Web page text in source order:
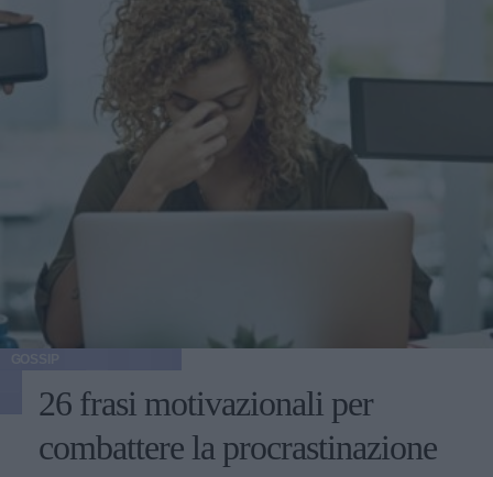
26 frasi motivazionali per
combattere la procrastinazione